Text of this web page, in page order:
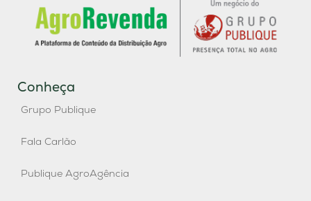
Conheça
Grupo Publique
Fala Carlão
Publique AgroAgência